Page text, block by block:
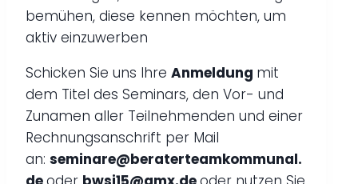
bemühen, diese kennen möchten, um
aktiv einzuwerben
Schicken Sie uns Ihre Anmeldung mit
dem Titel des Seminars, den Vor- und
Zunamen aller Teilnehmenden und einer
Rechnungsanschrift per Mail
an: seminare@beraterteamkommunal.